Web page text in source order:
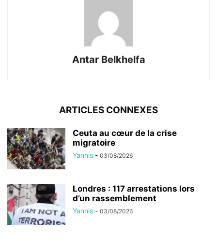
Antar Belkhelfa
ARTICLES CONNEXES
Ceuta au cœur de la crise
migratoire
Yannis - 03/08/2026
Londres : 117 arrestations lors
d’un rassemblement
Yannis - 03/08/2026